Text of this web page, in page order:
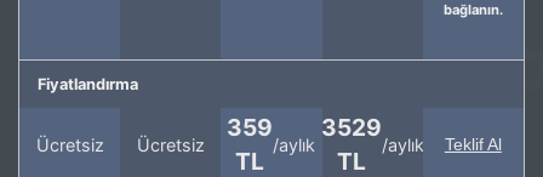
bağlanın.
Fiyatlandırma
Ücretsiz Ücretsiz
359
TL
/aylık
3529
TL
/aylık Teklif Al